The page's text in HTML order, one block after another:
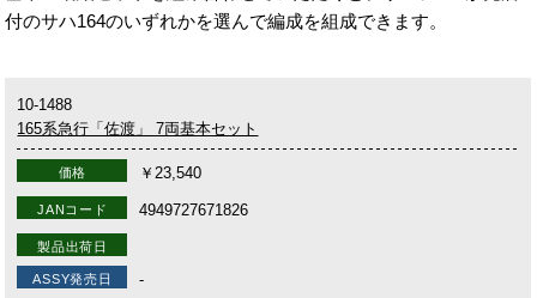
付のサハ164のいずれかを選んで編成を組成できます。
10-1488
165系急行「佐渡」 7両基本セット
価格 ￥23,540
JANコード 4949727671826
製品出荷日
ASSY発売日 -